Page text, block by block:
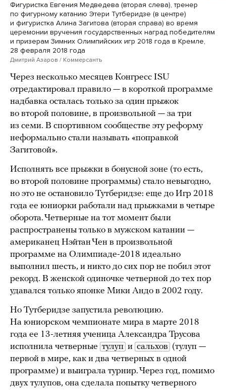
Фигуристка Евгения Медведева (вторая слева), тренер
по фигурному катанию Этери Тутберидзе (в центре)
и фигуристка Алина Загитова (вторая справа) во время
церемонии вручения государственных наград победителям
и призерам Зимних Олимпийских игр 2018 года в Кремле,
28 февраля 2018 года
Дмитрий Азаров / Коммерсантъ
Через несколько месяцев Конгресс ISU
отредактировал правило — в короткой программе
надбавка осталась только за один прыжок
во второй половине, в произвольной — за три
из семи. В спортивном сообществе эту реформу
неформально стали называть «поправкой
Загитовой».
Исполнять все прыжки в бонусной зоне (то есть,
во второй половине программы) стало невыгодно,
но это не остановило Тутберидзе: еще до Игр 2018
года ее юниорки работали над прыжками в четыре
оборота. Четверные на тот момент были
распространены только в мужском катании —
американец Нэйтан Чен в произвольной
программе на Олимпиаде-2018 идеально
выполнил шесть, и никто до сих пор не побил этот
рекорд. В женской одиночке четверной до тех пор
удавался только японке Мики Андо в 2002 году.
Но Тутберидзе запустила революцию.
На юниорском чемпионате мира в марте 2018
года ее 13-летняя ученица Александра Трусова
исполнила четверные тулуп и сальхов (тулуп —
первой в мире, как и два четверных в одной
программе) и выиграла турнир. Через год, помимо
двух тулупов, она сделала попытку четверного